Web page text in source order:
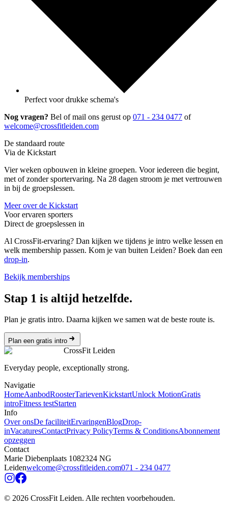
Perfect voor drukke schema's
Nog vragen? Bel of mail ons gerust op 071 - 234 0477 of
welcome@crossfitleiden.com
De standaard route
Via de Kickstart
Vier weken opbouwen in kleine groepen. Voor iedereen die begint,
met of zonder sportervaring. Na 28 dagen stroom je met vertrouwen
in bij de groepslessen.
Meer over de Kickstart
Voor ervaren sporters
Direct de groepslessen in
Al CrossFit-ervaring? Dan kijken we tijdens je intro welke lessen en
welk membership passen. Kom je van buiten Leiden? Boek dan een
drop-in.
Bekijk memberships
Stap 1 is altijd hetzelfde.
Plan je gratis intro. Daarna kijken we samen wat de beste route is.
Plan een gratis intro
CrossFit Leiden
Everyday people, exceptionally strong.
Navigatie
HomeAanbodRoosterTarievenKickstartUnlock MotionGratis
introFitness testStarten
Info
Over onsDe faciliteitErvaringenBlogDrop-
inVacaturesContactPrivacy PolicyTerms & ConditionsAbonnement
opzeggen
Contact
Marie Diebenplaats 1082324 NG
Leidenwelcome@crossfitleiden.com071 - 234 0477
© 2026 CrossFit Leiden. Alle rechten voorbehouden.